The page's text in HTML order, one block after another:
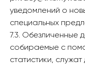
уведомлений о
специальных
7.3. Обезличенные
собираемые с
статистики,